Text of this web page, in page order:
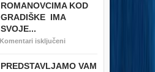
ROMANOVCIMA KOD
GRADIŠKE IMA
SVOJE...
Komentari isključeni
PREDSTAVLJAMO VAM